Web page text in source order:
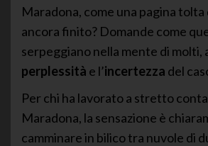
Maradona, come una pagina tolta
ancora finito? Domande come
serpeggiano nella mente di molti,
perplessità e l’incertezza del
Per chi ha lavorato a stretto
Maradona, la sensazione è
camminare in bilico tra nuvole di